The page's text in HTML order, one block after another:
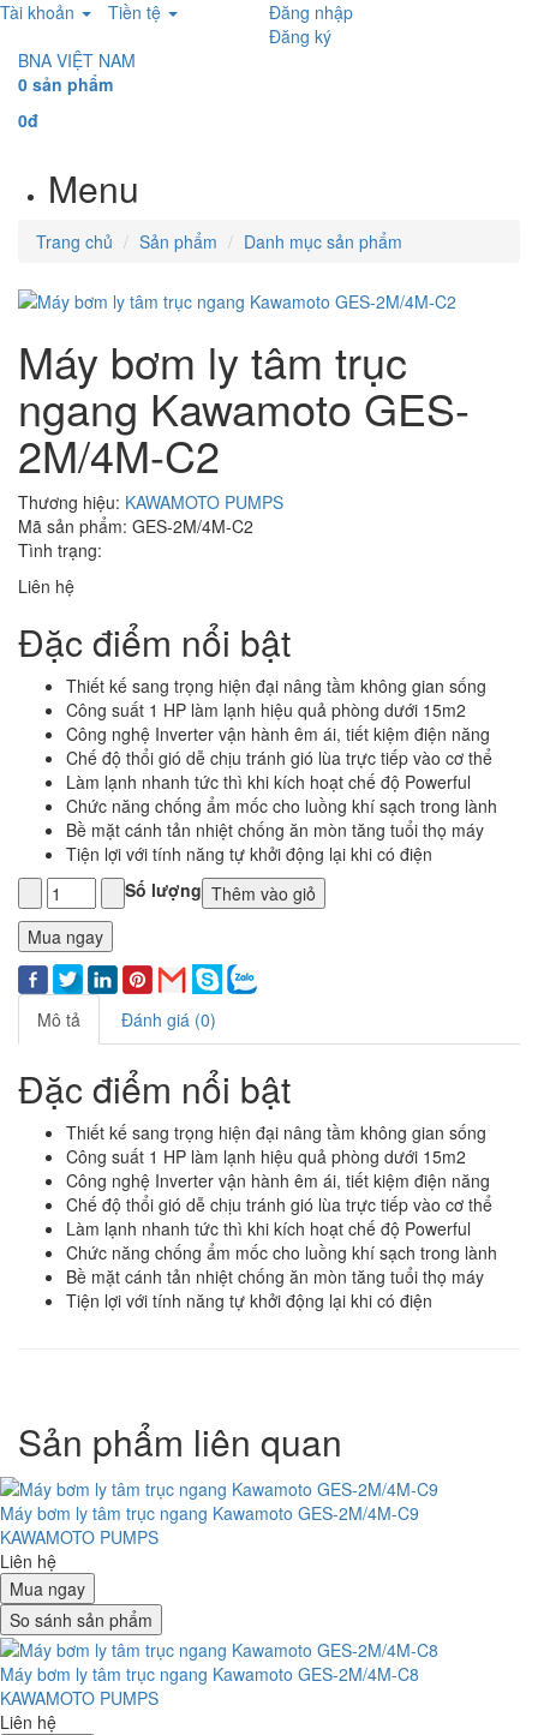
Tài khoản Tiền tệ
Đăng nhập
Đăng ký
BNA VIỆT NAM
0 sản phẩm
0đ
Menu
Trang chủ Sản phẩm Danh mục sản phẩm
Máy bơm ly tâm trục
ngang Kawamoto GES-
2M/4M-C2
Thương hiệu: KAWAMOTO PUMPS
Mã sản phẩm: GES-2M/4M-C2
Tình trạng:
Liên hệ
Đặc điểm nổi bật
Thiết kế sang trọng hiện đại nâng tầm không gian sống
Công suất 1 HP làm lạnh hiệu quả phòng dưới 15m2
Công nghệ Inverter vận hành êm ái, tiết kiệm điện năng
Chế độ thổi gió dễ chịu tránh gió lùa trực tiếp vào cơ thể
Làm lạnh nhanh tức thì khi kích hoạt chế độ Powerful
Chức năng chống ẩm mốc cho luồng khí sạch trong lành
Bề mặt cánh tản nhiệt chống ăn mòn tăng tuổi thọ máy
Tiện lợi với tính năng tự khởi động lại khi có điện
Số lượng Thêm vào giỏ
Mua ngay
Mô tả Đánh giá (0)
Đặc điểm nổi bật
Thiết kế sang trọng hiện đại nâng tầm không gian sống
Công suất 1 HP làm lạnh hiệu quả phòng dưới 15m2
Công nghệ Inverter vận hành êm ái, tiết kiệm điện năng
Chế độ thổi gió dễ chịu tránh gió lùa trực tiếp vào cơ thể
Làm lạnh nhanh tức thì khi kích hoạt chế độ Powerful
Chức năng chống ẩm mốc cho luồng khí sạch trong lành
Bề mặt cánh tản nhiệt chống ăn mòn tăng tuổi thọ máy
Tiện lợi với tính năng tự khởi động lại khi có điện
Sản phẩm liên quan
Máy bơm ly tâm trục ngang Kawamoto GES-2M/4M-C9
KAWAMOTO PUMPS
Liên hệ
Mua ngay
So sánh sản phẩm
Máy bơm ly tâm trục ngang Kawamoto GES-2M/4M-C8
KAWAMOTO PUMPS
Liên hệ